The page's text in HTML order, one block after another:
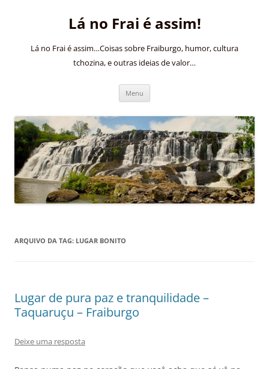
Lá no Frai é assim!
Lá no Frai é assim…Coisas sobre Fraiburgo, humor, cultura
tchozina, e outras ideias de valor…
Menu
ARQUIVO DA TAG: LUGAR BONITO
Lugar de pura paz e tranquilidade –
Taquaruçu – Fraiburgo
Deixe uma resposta